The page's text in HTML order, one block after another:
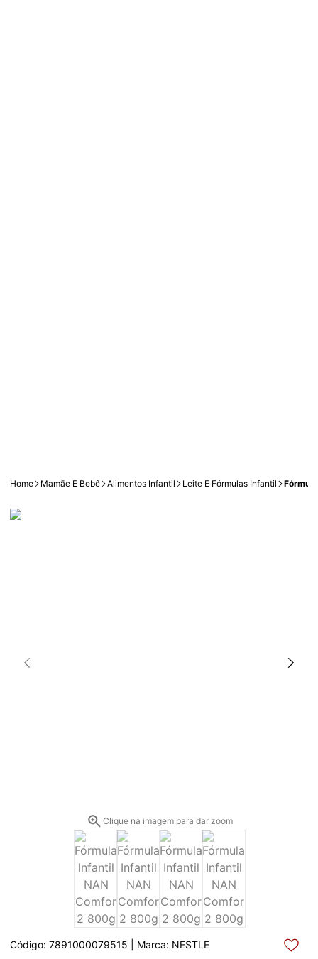
Home Mamãe E Bebê Alimentos Infantil Leite E Fórmulas Infantil
Clique na imagem para dar zoom
Código: 7891000079515 | Marca: NESTLE